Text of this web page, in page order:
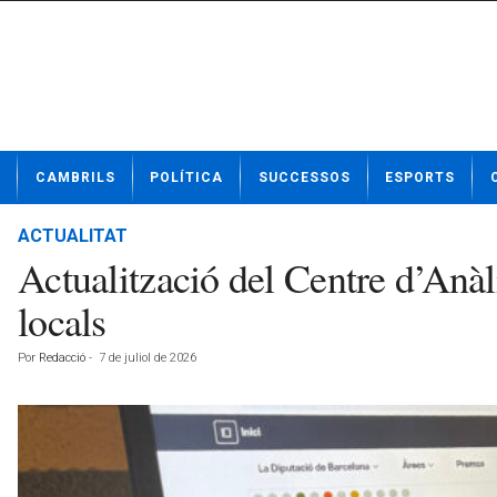
t
CAMBRILS POLÍTICA SUCCESSOS ESPORTS
ACTUALITAT
Actualització del Centre
locals
Por Redacció - 7 de juliol de 2026